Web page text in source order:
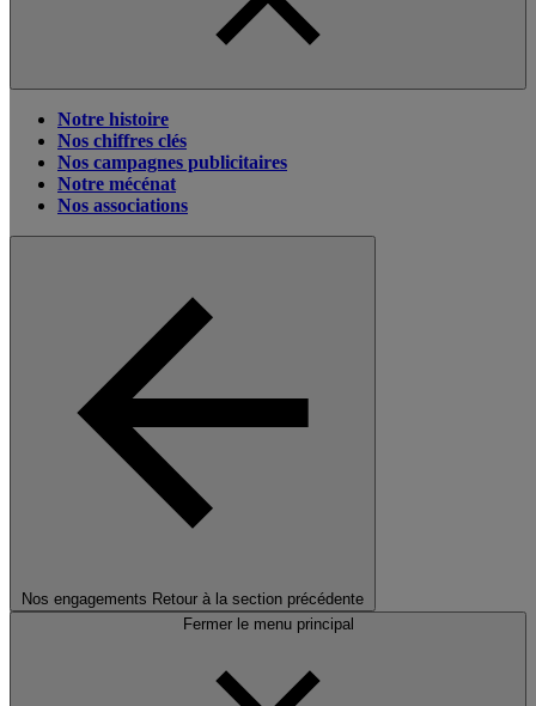
Notre histoire
Nos chiffres clés
Nos campagnes publicitaires
Notre mécénat
Nos associations
Nos engagements Retour à la section précédente
Fermer le menu principal